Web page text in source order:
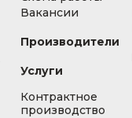
Вакансии
Производители
Услуги
Контрактное
производство